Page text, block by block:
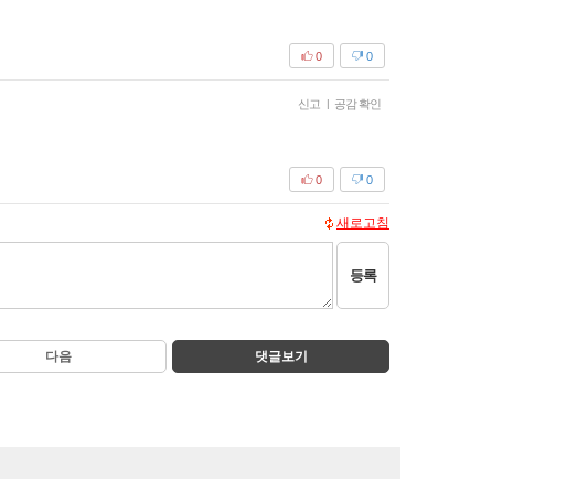
0
0
신고 | 공감 확인
0
0
새로고침
등록
다음 댓글보기